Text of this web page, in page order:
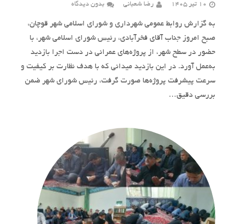
10 تیر 1405 رضا شعبانی بدون دیدگاه
به گزارش روابط عمومی شهرداری و شورای اسلامی شهر قوچان،
صبح امروز جناب آقای فخرآبادی، رئیس شورای اسلامی شهر، با
حضور در سطح شهر، از پروژه‌های عمرانی در دست اجرا بازدید
به‌عمل آورد. در این بازدید میدانی که با هدف نظارت بر کیفیت و
سرعت پیشرفت پروژه‌ها صورت گرفت، رئیس شورای شهر ضمن
بررسی دقیق…